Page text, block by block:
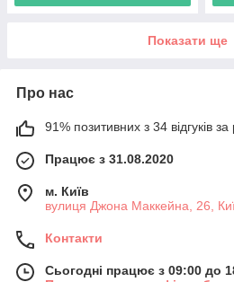
Показати ще
Про нас
91% позитивних з 34 відгуків за
Працює з 31.08.2020
м. Київ
вулиця Джона Маккейна, 26,
Контакти
Сьогодні працює з 09:00 до